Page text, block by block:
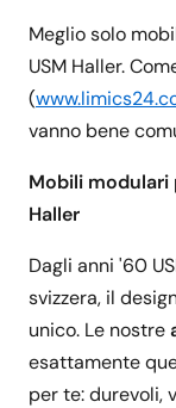
Meglio solo
USM Haller.
(
vanno bene
Mobili modulari
Haller
Dagli anni '60
svizzera, il
unico. Le nostre
esattamente
per te: durevoli,